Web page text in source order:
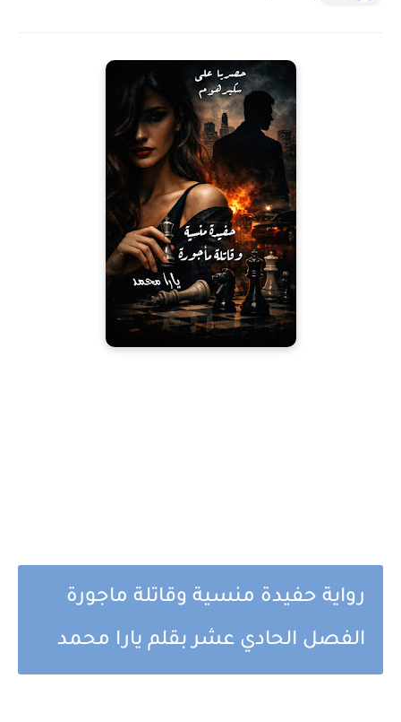
رواية حفيدة منسية وقاتلة ماجورة
الفصل الحادي عشر بقلم يارا محمد